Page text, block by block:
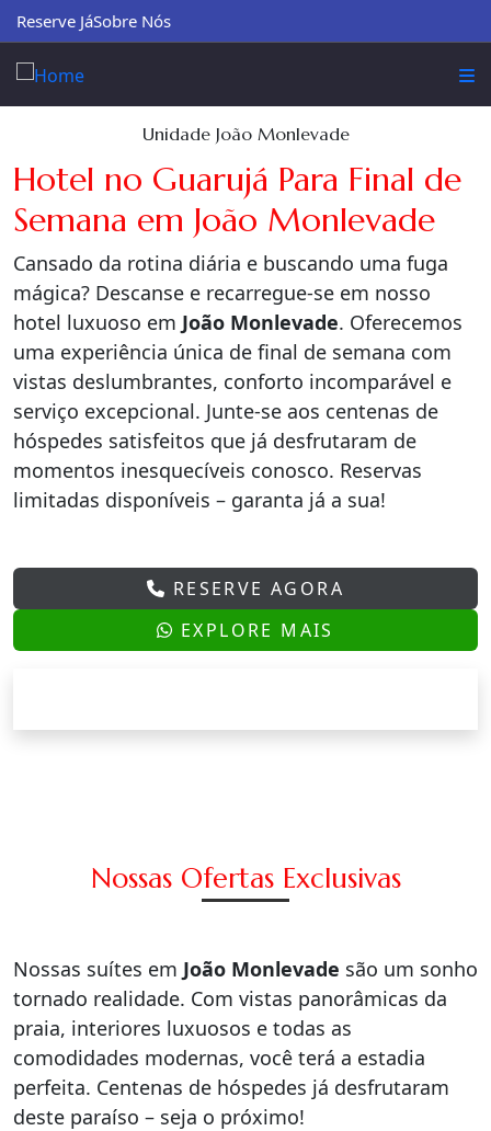
Reserve JáSobre Nós
Unidade João Monlevade
Hotel no Guarujá Para Final de
Semana em João Monlevade
Cansado da rotina diária e buscando uma fuga
mágica? Descanse e recarregue-se em nosso
hotel luxuoso em João Monlevade. Oferecemos
uma experiência única de final de semana com
vistas deslumbrantes, conforto incomparável e
serviço excepcional. Junte-se aos centenas de
hóspedes satisfeitos que já desfrutaram de
momentos inesquecíveis conosco. Reservas
limitadas disponíveis – garanta já a sua!
RESERVE AGORA
EXPLORE MAIS
Nossas Ofertas Exclusivas
Nossas suítes em João Monlevade são um sonho
tornado realidade. Com vistas panorâmicas da
praia, interiores luxuosos e todas as
comodidades modernas, você terá a estadia
perfeita. Centenas de hóspedes já desfrutaram
deste paraíso – seja o próximo!